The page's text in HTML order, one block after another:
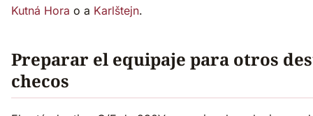
Kutná Hora o a Karlštejn.
Preparar el equipaje para otros
checos